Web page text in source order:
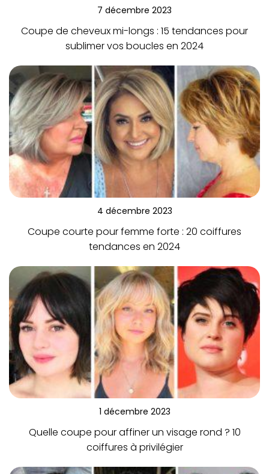
7 décembre 2023
Coupe de cheveux mi-longs : 15 tendances pour
sublimer vos boucles en 2024
4 décembre 2023
Coupe courte pour femme forte : 20 coiffures
tendances en 2024
1 décembre 2023
Quelle coupe pour affiner un visage rond ? 10
coiffures à privilégier